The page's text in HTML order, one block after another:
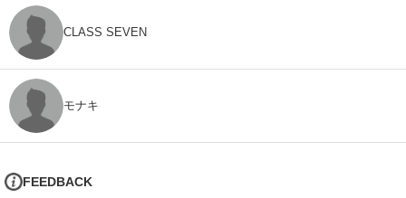
CLASS SEVEN
モナキ
FEEDBACK